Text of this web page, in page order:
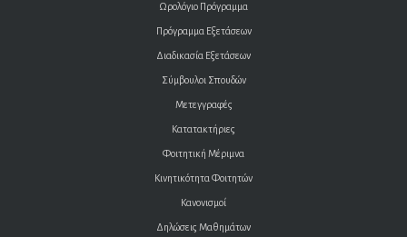
Ωρολόγιο Πρόγραμμα
Πρόγραμμα Εξετάσεων
Διαδικασία Εξετάσεων
Σύμβουλοι Σπουδών
Μετεγγραφές
Κατατακτήριες
Φοιτητική Μέριμνα
Κινητικότητα Φοιτητών
Κανονισμοί
Δηλώσεις Μαθημάτων